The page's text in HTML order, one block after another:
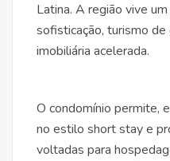
Latina. A região vive
sofisticação, turismo de
imobiliária acelerada.
O condomínio permite,
no estilo short stay e
voltadas para